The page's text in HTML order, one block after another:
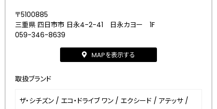
〒5100885
三重県 四日市市 日永4-2-41 日永カヨー 1F
059-346-8639
MAPを表示する
取扱ブランド
ザ・シチズン / エコ・ドライブ ワン / エクシード / アテッサ /